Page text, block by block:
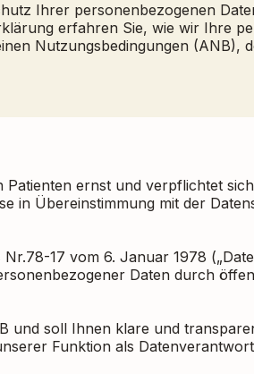
Ihrer personenbezogenen
erfahren Sie, wie wir Ihre
Nutzungsbedingungen (ANB),
ernst und verpflichtet
in Übereinstimmung mit der
17 vom 6. Januar 1978
Daten durch
und soll Ihnen klare und
Funktion als